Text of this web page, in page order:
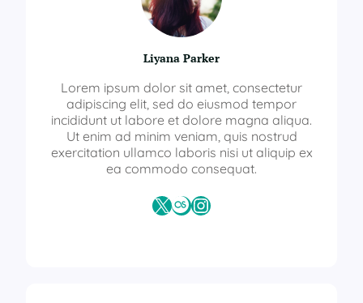
Liyana Parker
Lorem ipsum dolor sit amet, consectetur
adipiscing elit, sed do eiusmod tempor
incididunt ut labore et dolore magna aliqua.
Ut enim ad minim veniam, quis nostrud
exercitation ullamco laboris nisi ut aliquip ex
ea commodo consequat.
X Last.fmInstagram